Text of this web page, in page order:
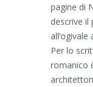
pagine di
descrive il
Per lo
romanico